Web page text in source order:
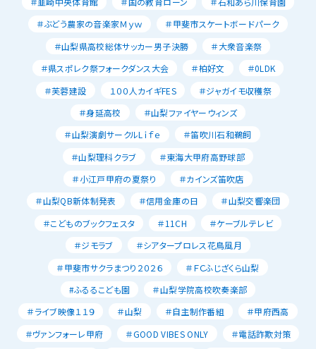
＃ぶどう農家の音楽家Ｍｙｗ
＃甲斐市スケートボードパーク
＃山梨県高校総体サッカー男子決勝
＃大衆音楽祭
＃県スポレク祭フォークダンス大会
＃柏好文
＃0LDK
＃芙蓉建設
１００人カイギFES
＃ジャガイモ収穫祭
＃身延高校
＃山梨ファイヤーウィンズ
＃山梨演劇サークルLｉｆｅ
＃笛吹川石和鵜飼
＃山梨理科クラブ
＃東海大甲府高野球部
＃小江戸甲府の夏祭り
＃カインズ笛吹店
＃山梨QB新体制発表
＃信用金庫の日
＃山梨交響楽団
＃こどものブックフェスタ
＃11CH
＃ケーブルテレビ
＃ジモラブ
＃シアタープロレス花鳥風月
＃甲斐市サクラまつり２０２６
＃ＦＣふじざくら山梨
#ふるるこども園
＃山梨学院高校吹奏楽部
＃ライブ映像１１９
＃山梨 ＃自主制作番組
＃甲府西高
＃ヴァンフォーレ甲府
＃GOOD VIBES ONLY
＃電話詐欺対策